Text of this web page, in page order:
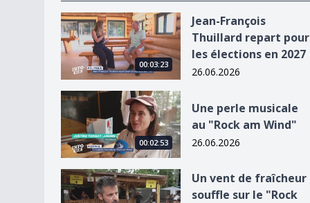
Jean-François Thuillard repart pour les élections
00:03:23
Jean-François
Thuillard repart pour
les élections en 2027
26.06.2026
Une perle musicale au &quot;Rock am Wind&quot;
00:02:53
Une perle musicale
au "Rock am Wind"
26.06.2026
Un vent de fraîcheur souffle sur le &quot;Rock
Un vent de fraîcheur
souffle sur le "Rock